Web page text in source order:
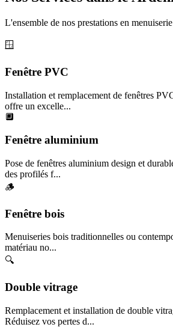
L'ensemble de nos prestations en
🪟
Fenêtre PVC
Installation et remplacement de fenêtres
offre un excelle...
🔲
Fenêtre aluminium
Pose de fenêtres aluminium design et
des profilés f...
🪵
Fenêtre bois
Menuiseries bois traditionnelles ou
matériau no...
🔍
Double vitrage
Remplacement et installation de double
Réduisez vos pertes d...